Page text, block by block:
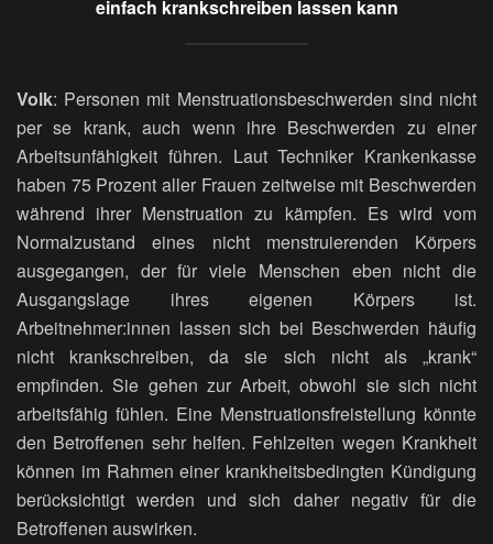
einfach krankschreiben lassen kann
Volk: Personen mit Menstruationsbeschwerden sind nicht
per se krank, auch wenn ihre Beschwerden zu einer
Arbeitsunfähigkeit führen. Laut Techniker Krankenkasse
haben 75 Prozent aller Frauen zeitweise mit Beschwerden
während ihrer Menstruation zu kämpfen. Es wird vom
Normalzustand eines nicht menstruierenden Körpers
ausgegangen, der für viele Menschen eben nicht die
Ausgangslage ihres eigenen Körpers ist.
Arbeitnehmer:innen lassen sich bei Beschwerden häufig
nicht krankschreiben, da sie sich nicht als „krank“
empfinden. Sie gehen zur Arbeit, obwohl sie sich nicht
arbeitsfähig fühlen. Eine Menstruationsfreistellung könnte
den Betroffenen sehr helfen. Fehlzeiten wegen Krankheit
können im Rahmen einer krankheitsbedingten Kündigung
berücksichtigt werden und sich daher negativ für die
Betroffenen auswirken.